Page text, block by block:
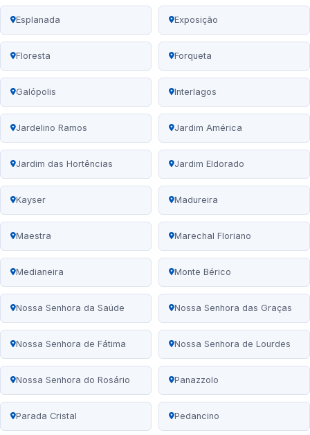
Esplanada Exposição
Floresta Forqueta
Galópolis Interlagos
Jardelino Ramos Jardim América
Jardim das Hortências Jardim Eldorado
Kayser Madureira
Maestra Marechal Floriano
Medianeira Monte Bérico
Nossa Senhora da Saúde Nossa Senhora das Graças
Nossa Senhora de Fátima Nossa Senhora de Lourdes
Nossa Senhora do Rosário Panazzolo
Parada Cristal Pedancino